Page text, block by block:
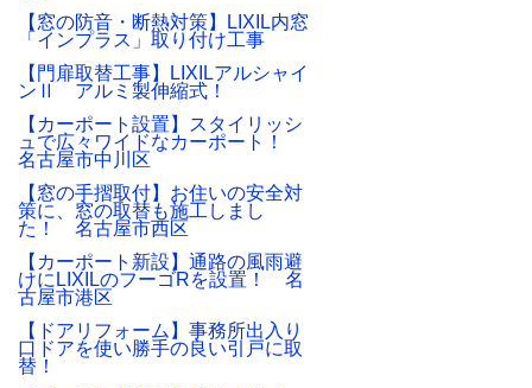
【窓の防音・断熱対策】LIXIL内窓
「インプラス」取り付け工事
【門扉取替工事】LIXILアルシャイ
ンⅡ アルミ製伸縮式！
【カーポート設置】スタイリッシ
ュで広々ワイドなカーポート！
名古屋市中川区
【窓の手摺取付】お住いの安全対
策に、窓の取替も施工しまし
た！ 名古屋市西区
【カーポート新設】通路の風雨避
けにLIXILのフーゴRを設置！ 名
古屋市港区
【ドアリフォーム】事務所出入り
口ドアを使い勝手の良い引戸に取
替！